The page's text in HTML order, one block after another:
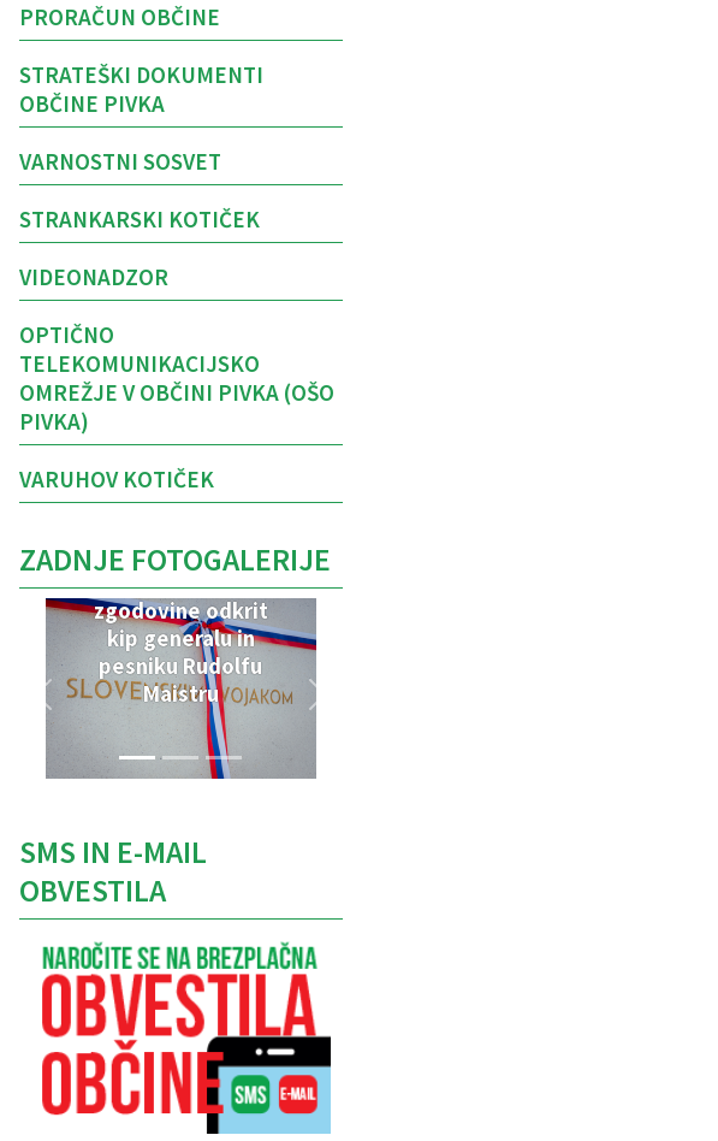
PRORAČUN OBČINE
STRATEŠKI DOKUMENTI
OBČINE PIVKA
VARNOSTNI SOSVET
STRANKARSKI KOTIČEK
VIDEONADZOR
OPTIČNO
TELEKOMUNIKACIJSKO
OMREŽJE V OBČINI PIVKA (OŠO
PIVKA)
VARUHOV KOTIČEK
ZADNJE FOTOGALERIJE
V Parku vojaške
zgodovine odkrit
kip generalu in
pesniku Rudolfu
Maistru
SMS IN E-MAIL
OBVESTILA